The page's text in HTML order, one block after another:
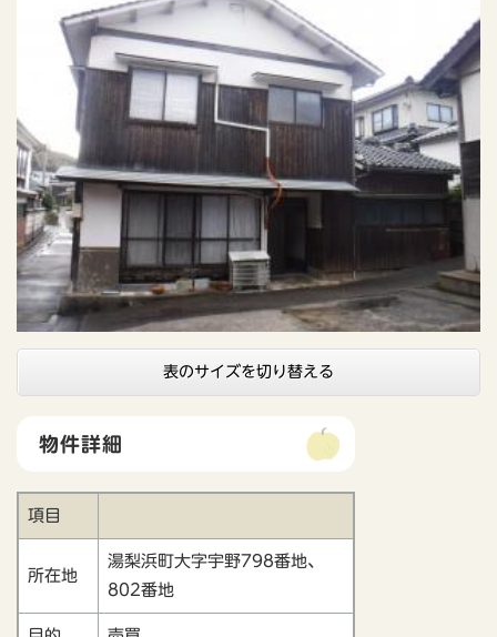
表のサイズを切り替える
物件詳細
項目
所在地
湯梨浜町大字宇野798番地、
802番地